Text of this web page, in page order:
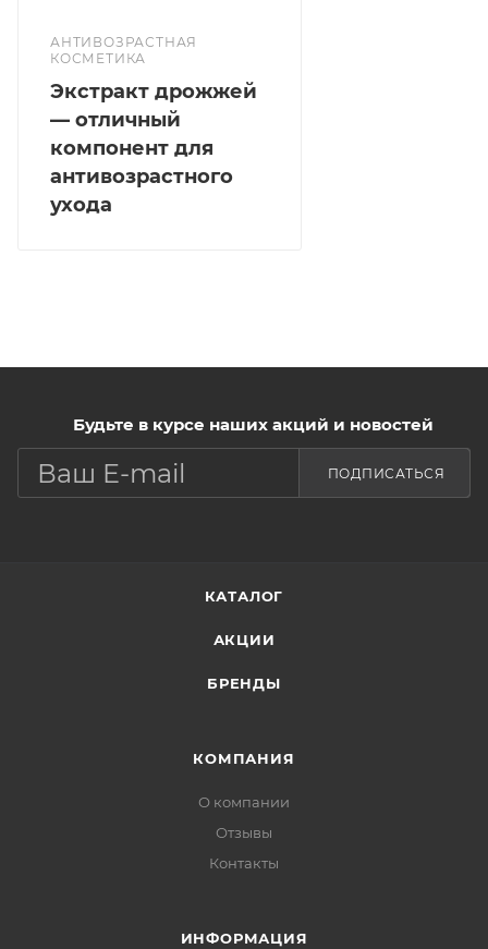
похлопывающими движениями.
АНТИВОЗРАСТНАЯ
КОСМЕТИКА
Экстракт дрожжей
— отличный
компонент для
антивозрастного
ухода
Будьте в курсе наших акций и новостей
ПОДПИСАТЬСЯ
КАТАЛОГ
АКЦИИ
БРЕНДЫ
КОМПАНИЯ
О компании
Отзывы
Контакты
ИНФОРМАЦИЯ